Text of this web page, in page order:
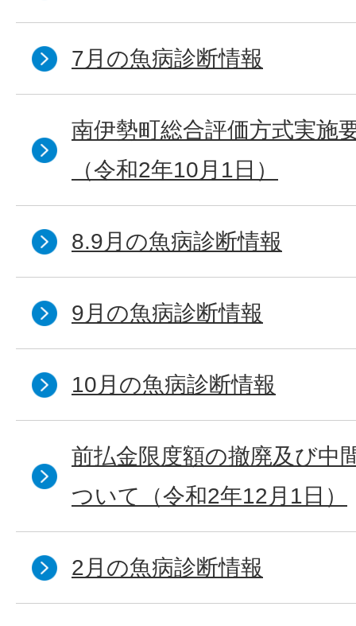
7月の魚病診断情報
南伊勢町総合評価方式実施
（令和2年10月1日）
8.9月の魚病診断情報
9月の魚病診断情報
10月の魚病診断情報
前払金限度額の撤廃及び中
ついて（令和2年12月1日）
2月の魚病診断情報